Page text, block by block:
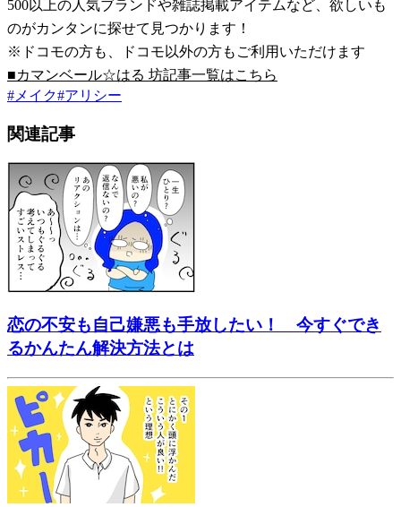
500以上の人気ブランドや雑誌掲載アイテムなど、欲しいも
のがカンタンに探せて見つかります！
※ドコモの方も、ドコモ以外の方もご利用いただけます
■カマンベール☆はる 坊記事一覧はこちら
# メイク#アリシー
関連記事
恋の不安も自己嫌悪も手放したい！ 今すぐでき
るかんたん解決方法とは